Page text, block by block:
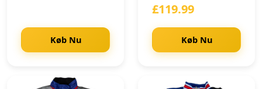
Køb Nu
£119.99
Køb Nu